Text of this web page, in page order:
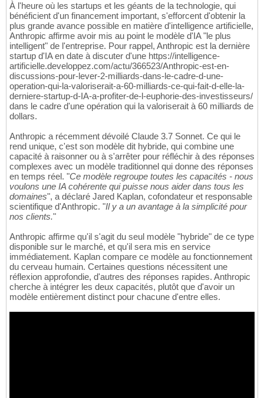
À l'heure où les startups et les géants de la technologie, qui
bénéficient d'un financement important, s'efforcent d'obtenir la
plus grande avance possible en matière d'intelligence artificielle,
Anthropic affirme avoir mis au point le modèle d'IA "le plus
intelligent" de l'entreprise. Pour rappel, Anthropic est la dernière
startup d'IA en date à discuter d'une https://intelligence-
artificielle.developpez.com/actu/366523/Anthropic-est-en-
discussions-pour-lever-2-milliards-dans-le-cadre-d-une-
operation-qui-la-valoriserait-a-60-milliards-ce-qui-fait-d-elle-la-
derniere-startup-d-IA-a-profiter-de-l-euphorie-des-investisseurs/
dans le cadre d'une opération qui la valoriserait à 60 milliards de
dollars.
Anthropic a récemment dévoilé Claude 3.7 Sonnet. Ce qui le
rend unique, c'est son modèle dit hybride, qui combine une
capacité à raisonner ou à s'arrêter pour réfléchir à des réponses
complexes avec un modèle traditionnel qui donne des réponses
en temps réel. "Ce modèle regroupe toutes les capacités - nous
voulons une IA cohérente qui puisse nous aider dans tous les
domaines", a déclaré Jared Kaplan, cofondateur et responsable
scientifique d'Anthropic. "Il y a un avantage à la simplicité pour
nos clients."
Anthropic affirme qu'il s'agit du seul modèle "hybride" de ce type
disponible sur le marché, et qu'il sera mis en service
immédiatement. Kaplan compare ce modèle au fonctionnement
du cerveau humain. Certaines questions nécessitent une
réflexion approfondie, d'autres des réponses rapides. Anthropic
cherche à intégrer les deux capacités, plutôt que d'avoir un
modèle entièrement distinct pour chacune d'entre elles.